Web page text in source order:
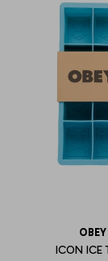
OBEY
ICON ICE